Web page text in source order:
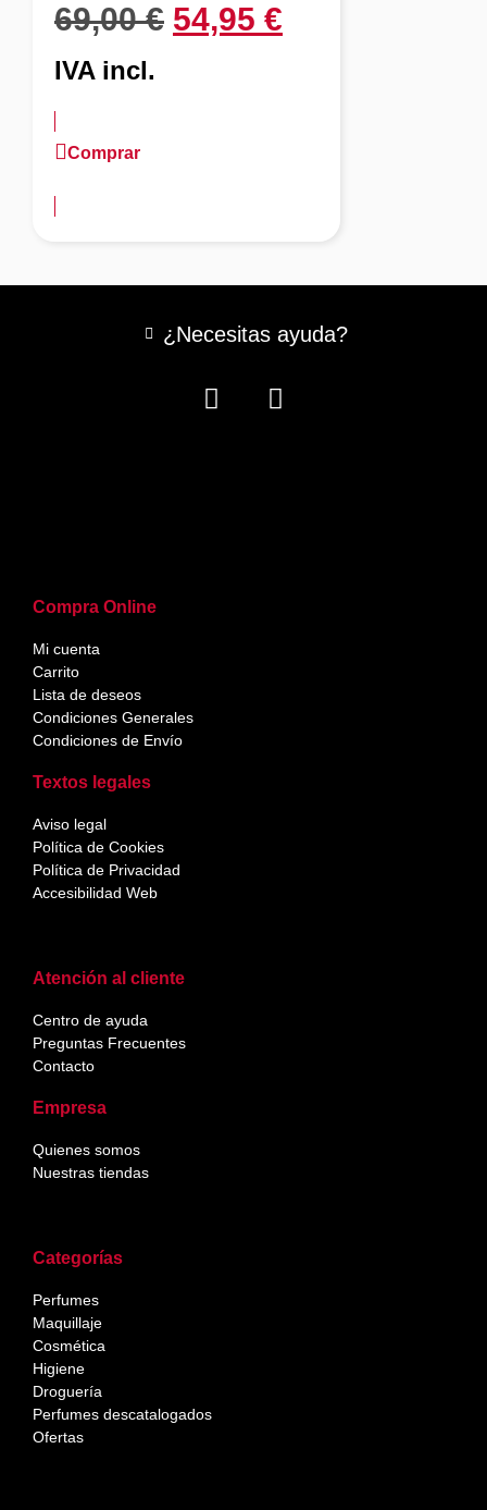
69,00€ 54,95 €
IVA incl.
Comprar
Categorías
Perfumes
Maquillaje
Cosmética
Higiene
Droguería
Perfumes descatalogados
Ofertas
Atención al cliente
Centro de ayuda
Preguntas Frecuentes
Contacto
Empresa
Quienes somos
Nuestras tiendas
Compra Online
Mi cuenta
Carrito
Lista de deseos
Condiciones Generales
Condiciones de Envío
Textos legales
Aviso legal
Política de Cookies
Política de Privacidad
Accesibilidad Web
¿Necesitas ayuda?